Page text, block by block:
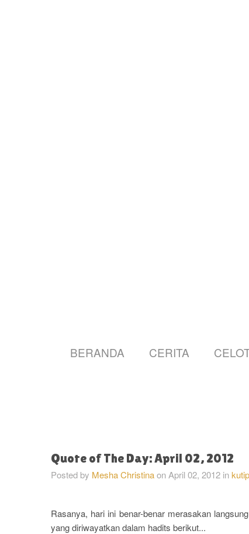
BERANDA CERITA
Quote of The Day: April 02, 2012
Posted by Mesha Christinaon April 02, 2012 in
Rasanya, hari ini benar-benar merasakan
yang diriwayatkan dalam hadits berikut...